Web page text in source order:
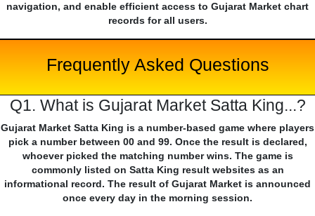
navigation, and enable efficient access to Gujarat Market chart
records for all users.
Frequently Asked Questions
Q1. What is Gujarat Market Satta King...?
Gujarat Market Satta King is a number-based game where players
pick a number between 00 and 99. Once the result is declared,
whoever picked the matching number wins. The game is
commonly listed on Satta King result websites as an
informational record. The result of Gujarat Market is announced
once every day in the morning session.